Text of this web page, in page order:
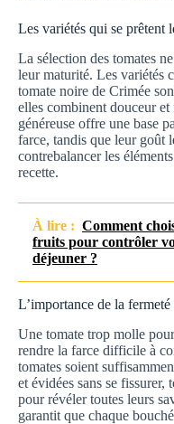
Les variétés qui se prêtent
La sélection des tomates
leur maturité. Les variétés
tomate noire de Crimée
elles combinent douceur
généreuse offre une base
farce, tandis que leur goût
contrebalancer les
recette.
À lire : Comment
fruits pour contrôler
déjeuner ?
L’importance de la
Une tomate trop molle
rendre la farce difficile à
tomates soient
et évidées sans se fissurer,
pour révéler toutes leurs
garantit que chaque